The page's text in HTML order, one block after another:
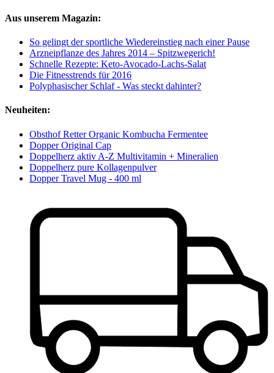
Aus unserem Magazin:
So gelingt der sportliche Wiedereinstieg nach einer Pause
Arzneipflanze des Jahres 2014 – Spitzwegerich!
Schnelle Rezepte: Keto-Avocado-Lachs-Salat
Die Fitnesstrends für 2016
Polyphasischer Schlaf - Was steckt dahinter?
Neuheiten:
Obsthof Retter Organic Kombucha Fermentee
Dopper Original Cap
Doppelherz aktiv A-Z Multivitamin + Mineralien
Doppelherz pure Kollagenpulver
Dopper Travel Mug - 400 ml